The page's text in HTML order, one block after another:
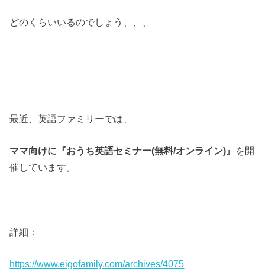
どのくらいいるのでしょう、、、
最近、英語ファミリーでは、
ママ向けに『おうち英語セミナー(無料/オンライン)』 を開
催しています。
詳細：
https://www.eigofamily.com/archives/4075